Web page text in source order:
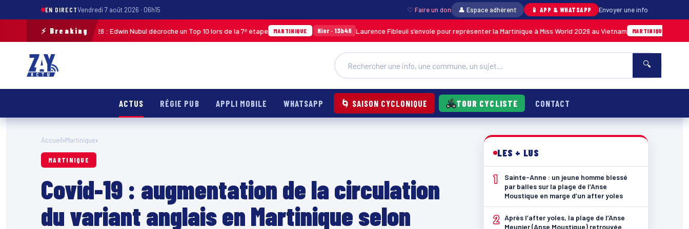
EN DIRECTVendredi 7 août 2026 · 06h15 ♡ Faire un don 👤 Espace adhérent 📱 APP & WHATSAPP Envoyer une info
⚡ Breaking
de Guadeloupe 2026 : Edwin Nubul décroche un Top 10 lors de la 7ᵉ étape MARTINIQUE Hier · 13h48 Laurence Fibleuil s’envole pour représenter la Martinique à Miss World 2026 au Vietnam MARTINIQUE 05/08 · 14h14
🔍
ACTUS RÉGIE PUB APPLI MOBILE WHATSAPP 🌀 SAISON CYCLONIQUE TOUR CYCLISTE CONTACT
Accueil›Martinique›
MARTINIQUE
Covid-19 : augmentation de la circulation
du variant anglais en Martinique selon
LES + LUS
1
Sainte-Anne : un jeune homme blessé
par balles sur la plage de l’Anse
Moustique en marge d’un after yoles
2 Après l’after yoles, la plage de l’Anse
Meunier (Anse Moustique) retrouvée